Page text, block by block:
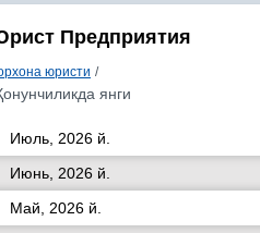
Предприятия
юристи /
янги
Июль, 2026 й.
Июнь, 2026 й.
Май, 2026 й.